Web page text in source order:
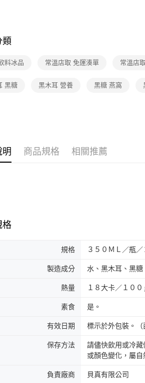
類
料冰品 常溫店取 免運湊單 常溫店
黑糖 黑木耳 營養 黑糖 燕窩
明 商品規格 相關推薦
格
規格 ３５０ＭＬ／瓶
製造成分 水、黑木耳、黑糖
熱量 １８大卡／１００
素食 是。
有效日期 標示於外包裝。（
保存方法
請儘快飲用或冷
或顏色變化，屬
負責廠商 貝真有限公司